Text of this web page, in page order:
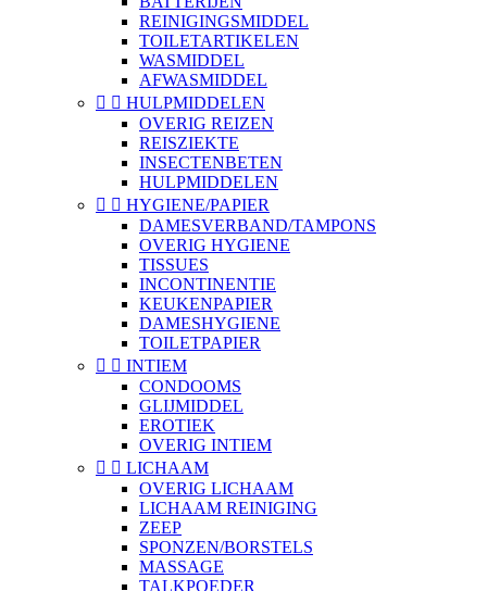
REINIGINGSMIDDEL
TOILETARTIKELEN
WASMIDDEL
AFWASMIDDEL
  HULPMIDDELEN
OVERIG REIZEN
REISZIEKTE
INSECTENBETEN
HULPMIDDELEN
  HYGIENE/PAPIER
DAMESVERBAND/TAMPONS
OVERIG HYGIENE
TISSUES
INCONTINENTIE
KEUKENPAPIER
DAMESHYGIENE
TOILETPAPIER
  INTIEM
CONDOOMS
GLIJMIDDEL
EROTIEK
OVERIG INTIEM
  LICHAAM
OVERIG LICHAAM
LICHAAM REINIGING
ZEEP
SPONZEN/BORSTELS
MASSAGE
TALKPOEDER